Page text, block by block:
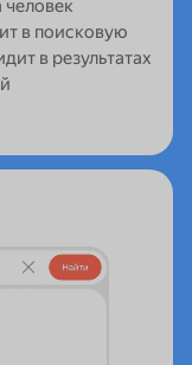
в поисковую
в результатах